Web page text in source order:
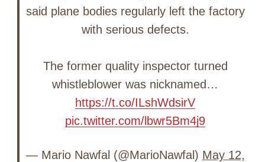
said plane bodies regularly left the factory
with serious defects.
The former quality inspector turned
whistleblower was nicknamed…
https://t.co/ILshWdsirV
pic.twitter.com/lbwr5Bm4j9
— Mario Nawfal (@MarioNawfal) May 12,